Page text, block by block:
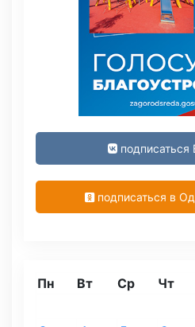
подписаться
подписаться в
Пн Вт Ср Чт